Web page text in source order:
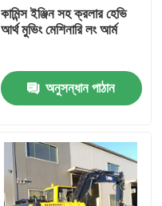
কামিন্স ইঞ্জিন সহ ক্রলার হেভি
আর্থ মুভিং মেশিনারি লং আর্ম
অনুসন্ধান পাঠান